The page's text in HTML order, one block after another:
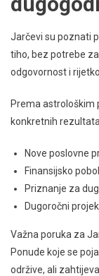
Jarčevi su poznati
tiho, bez potrebe
odgovornost i
Prema astrološkim
konkretnih
Nove poslovne
Finansijsko
Priznanje za
Dugoročni
Važna poruka za
Ponude koje se
održive, ali